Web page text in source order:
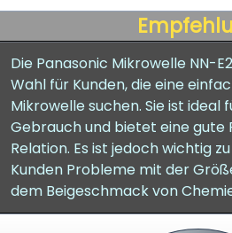
Die Panasonic Mikrowelle NN-
Wahl für Kunden, die eine
Mikrowelle suchen. Sie ist
Gebrauch und bietet eine gute
Relation. Es ist jedoch wichtig
Kunden Probleme mit der
dem Beigeschmack von